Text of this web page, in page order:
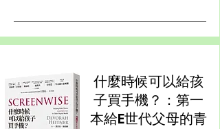
什麼時候可以給孩
子買手機？：第一
本給E世代父母的青